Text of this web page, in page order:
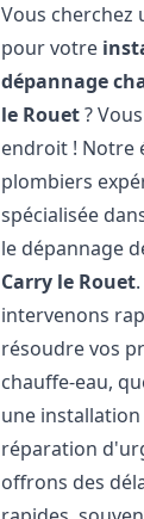
Vous cherchez
pour votre
dépannage
le Rouet?
endroit ! Notre
plombiers
spécialisée
le dépannage
Carry le Rouet
intervenons
résoudre vos
chauffe-eau,
une
réparation
offrons des